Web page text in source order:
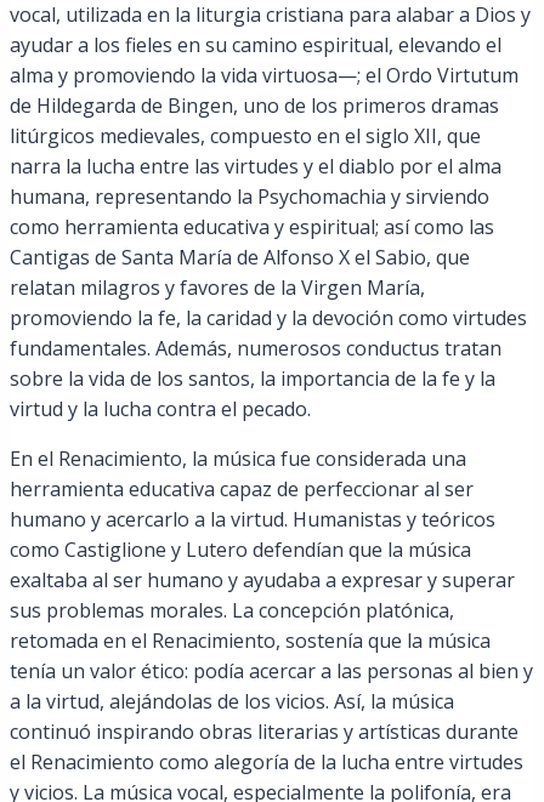
vocal, utilizada en la liturgia cristiana para alabar a Dios y
ayudar a los fieles en su camino espiritual, elevando el
alma y promoviendo la vida virtuosa—; el Ordo Virtutum
de Hildegarda de Bingen, uno de los primeros dramas
litúrgicos medievales, compuesto en el siglo XII, que
narra la lucha entre las virtudes y el diablo por el alma
humana, representando la Psychomachia y sirviendo
como herramienta educativa y espiritual; así como las
Cantigas de Santa María de Alfonso X el Sabio, que
relatan milagros y favores de la Virgen María,
promoviendo la fe, la caridad y la devoción como virtudes
fundamentales. Además, numerosos conductus tratan
sobre la vida de los santos, la importancia de la fe y la
virtud y la lucha contra el pecado.
En el Renacimiento, la música fue considerada una
herramienta educativa capaz de perfeccionar al ser
humano y acercarlo a la virtud. Humanistas y teóricos
como Castiglione y Lutero defendían que la música
exaltaba al ser humano y ayudaba a expresar y superar
sus problemas morales. La concepción platónica,
retomada en el Renacimiento, sostenía que la música
tenía un valor ético: podía acercar a las personas al bien y
a la virtud, alejándolas de los vicios. Así, la música
continuó inspirando obras literarias y artísticas durante
el Renacimiento como alegoría de la lucha entre virtudes
y vicios. La música vocal, especialmente la polifonía, era